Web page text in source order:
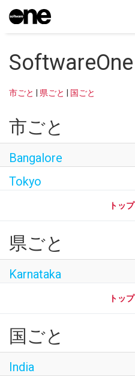
Dream
市ごと | 県ごと | 国ごと
市ごと
Bangalore
Tokyo
トッ
県ごと
Karnataka
トッ
国ごと
India